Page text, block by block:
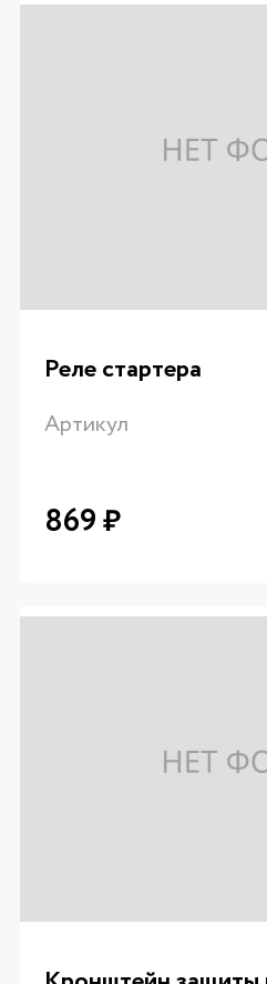
Реле стартера
Артикул
869₽